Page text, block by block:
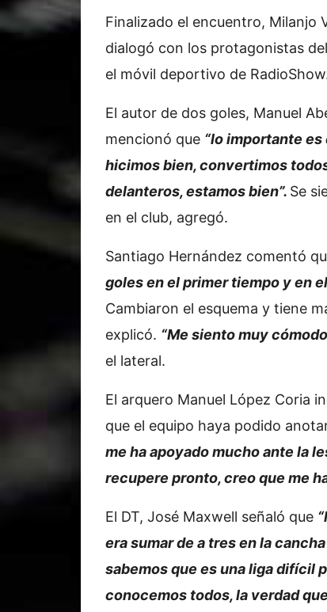
Finalizado el encuentro, Milanjo
dialogó con los protagonistas
el móvil deportivo de
El autor de dos goles, Manuel
mencionó que “lo importante
hicimos bien, convertimos
delanteros, estamos bien”. Se
en el club, agregó.
Santiago Hernández comentó
goles en el primer tiempo y en
Cambiaron el esquema y tiene
explicó. “Me siento muy
el lateral.
El arquero Manuel López Coria
que el equipo haya podido
me ha apoyado mucho ante la
recupere pronto, creo que me
El DT, José Maxwell señaló que
era sumar de a tres en la
sabemos que es una liga difícil
conocemos todos, la verdad